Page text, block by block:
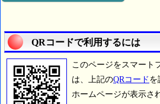
QRコードで利用するには
このページをスマート
は、上記のQRコード を
ホームページが表示さ